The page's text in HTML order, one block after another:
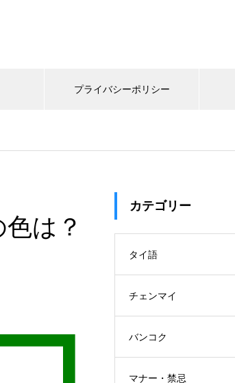
プライバシーポリシー
は？
カテゴリー
タイ語
チェンマイ
バンコク
マナー・禁忌